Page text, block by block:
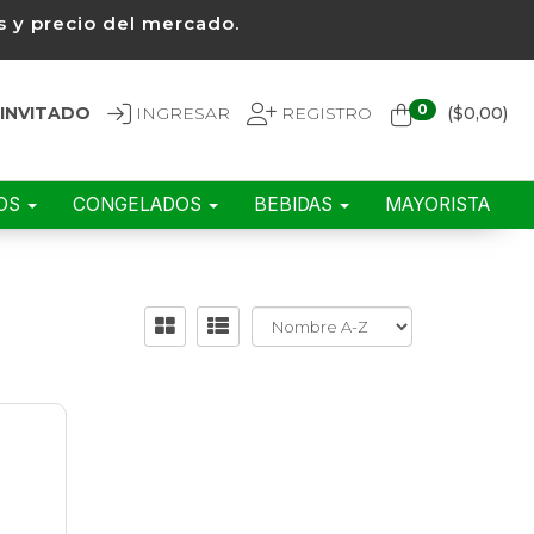
y precio del mercado.
INVITADO INGRESAR REGISTRO 0 ($0,00)
CONGELADOS BEBIDAS MAYORISTA